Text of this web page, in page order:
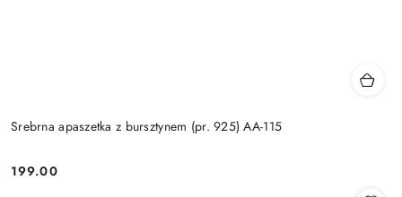
Srebrna apaszetka z bursztynem (pr. 925) AA-115
Cena:
199.00